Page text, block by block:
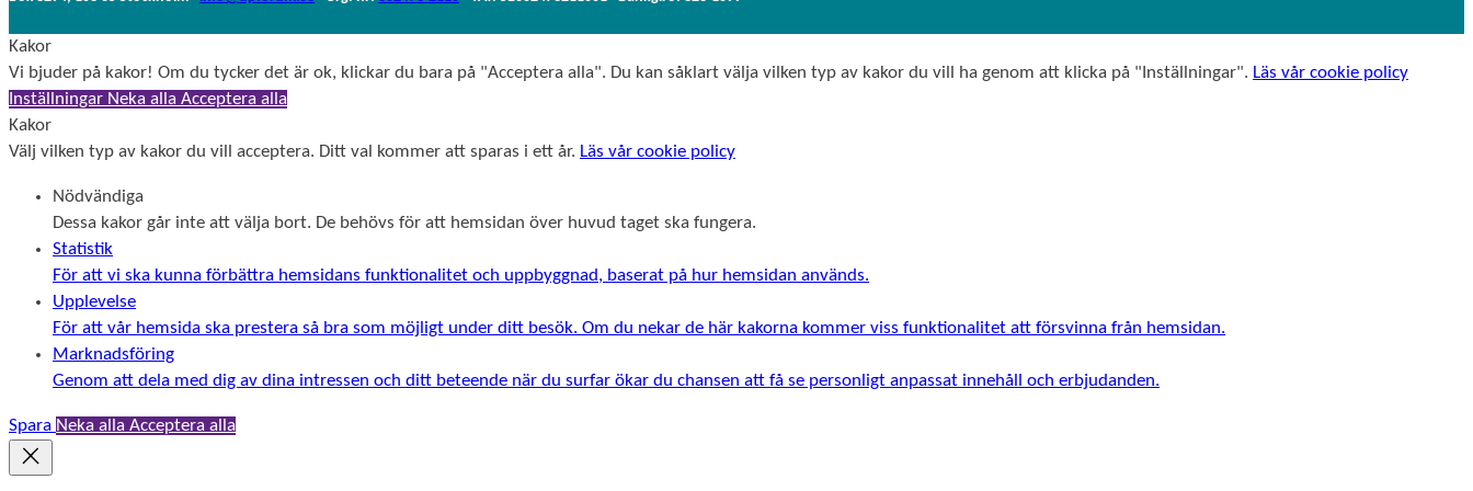
Kakor
Vi bjuder på kakor! Om du tycker det är ok, klickar du bara på "Acceptera alla". Du kan såklart välja vilken typ av kakor du vill ha genom att klicka på "Inställningar". Läs vår cookie policy
Inställningar Neka alla Acceptera alla
Kakor
Välj vilken typ av kakor du vill acceptera. Ditt val kommer att sparas i ett år. Läs vår cookie policy
Nödvändiga
Dessa kakor går inte att välja bort. De behövs för att hemsidan över huvud taget ska fungera.
Statistik
För att vi ska kunna förbättra hemsidans funktionalitet och uppbyggnad, baserat på hur hemsidan används.
Upplevelse
För att vår hemsida ska prestera så bra som möjligt under ditt besök. Om du nekar de här kakorna kommer viss funktionalitet att försvinna från hemsidan.
Marknadsföring
Genom att dela med dig av dina intressen och ditt beteende när du surfar ökar du chansen att få se personligt anpassat innehåll och erbjudanden.
Spara Neka alla Acceptera alla